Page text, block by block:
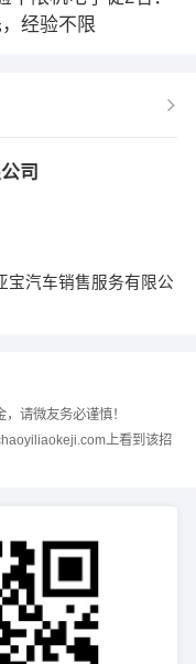
经验不限
司
宝汽车销售服务有限公
请微友务必谨慎！
上看到该招